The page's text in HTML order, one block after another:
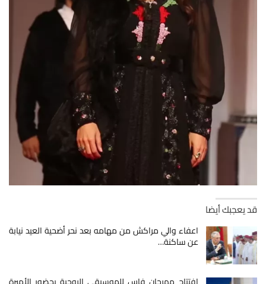
قد يعجبك أيضا
اعفاء والي مراكش من مهامه بعد نحر أضحية العيد نيابة
عن ساكنة…